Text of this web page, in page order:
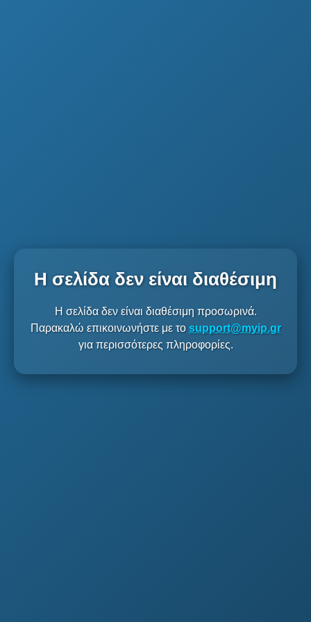
Η σελίδα δεν είναι διαθέσιμη
Η σελίδα δεν είναι διαθέσιμη προσωρινά.
Παρακαλώ επικοινωνήστε με το support@myip.gr
για περισσότερες πληροφορίες.